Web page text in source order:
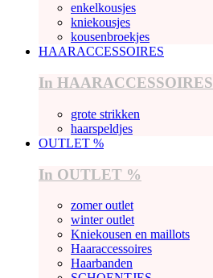
enkelkousjes
kniekousjes
kousenbroekjes
HAARACCESSOIRES
In HAARACCESSOIRES
grote strikken
haarspeldjes
OUTLET %
In OUTLET %
zomer outlet
winter outlet
Kniekousen en maillots
Haaraccessoires
Haarbanden